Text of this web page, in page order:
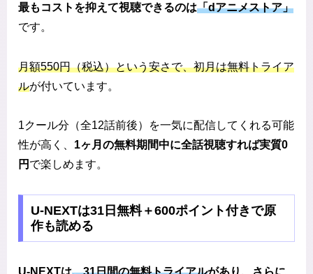
最もコストを抑えて視聴できるのは「dアニメストア」
です。
月額550円（税込）という安さで、初月は無料トライア
ルが付いています。
1クール分（全12話前後）を一気に配信してくれる可能
性が高く、 1ヶ月の無料期間中に全話視聴すれば実質0
円 で楽しめます。
U-NEXTは31日無料＋600ポイント付きで原
作も読める
U-NEXTは、31日間の無料トライアルがあり、さらに